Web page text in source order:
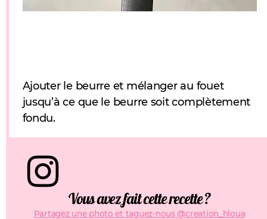
Ajouter le beurre et mélanger au fouet
jusqu’à ce que le beurre soit complètement
fondu.
Vous avez fait cette recette ?
Partagez une photo et taguez-nous @creation_hloua